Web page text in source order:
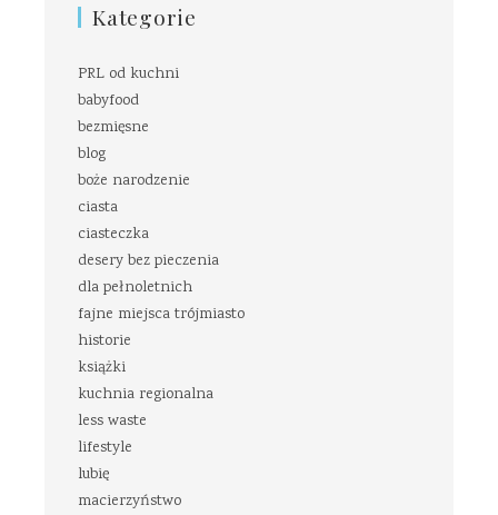
Kategorie
PRL od kuchni
babyfood
bezmięsne
blog
boże narodzenie
ciasta
ciasteczka
desery bez pieczenia
dla pełnoletnich
fajne miejsca trójmiasto
historie
książki
kuchnia regionalna
less waste
lifestyle
lubię
macierzyństwo